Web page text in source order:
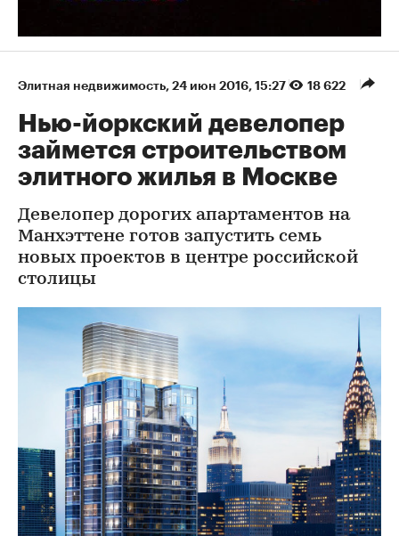
Элитная недвижимость 24 июн 2016, 15:27 18 622
Нью-йоркский девелопер
займется строительством
элитного жилья в Москве
Девелопер дорогих апартаментов на
Манхэттене готов запустить семь
новых проектов в центре российской
столицы